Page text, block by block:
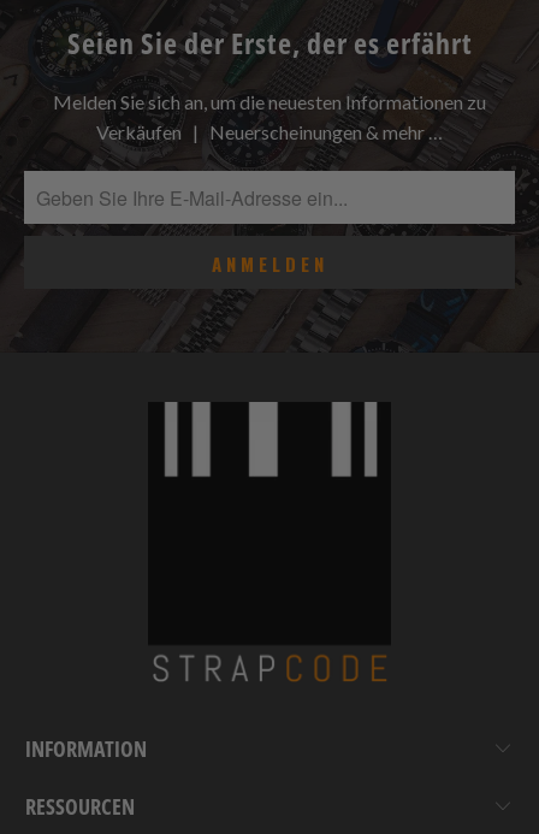
Seien Sie der Erste, der es erfährt
Melden Sie sich an, um die neuesten Informationen zu
Verkäufen | Neuerscheinungen & mehr …
INFORMATION
RESSOURCEN